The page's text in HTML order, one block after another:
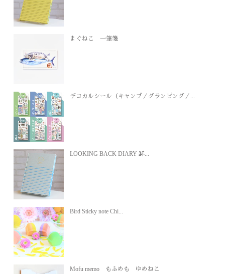
まぐねこ 一筆箋
デコカルシール（キャンプ／グランピング／...
LOOKING BACK DIARY 罫...
Bird Sticky note Chi...
Mofu memo もふめも ゆめねこ